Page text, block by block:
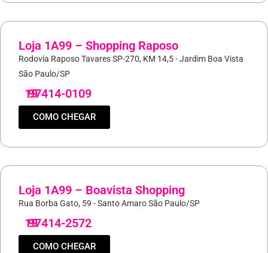
Loja 1A99 – Shopping Raposo
Rodovia Raposo Tavares SP-270, KM 14,5 - Jardim Boa Vista
São Paulo/SP
19
97414-0109
COMO CHEGAR
Loja 1A99 – Boavista Shopping
Rua Borba Gato, 59 - Santo Amaro São Paulo/SP
19
97414-2572
COMO CHEGAR